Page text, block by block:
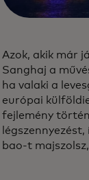
Azok, akik már
Sanghaj a
ha valaki a
európai
fejlemény
bao-t